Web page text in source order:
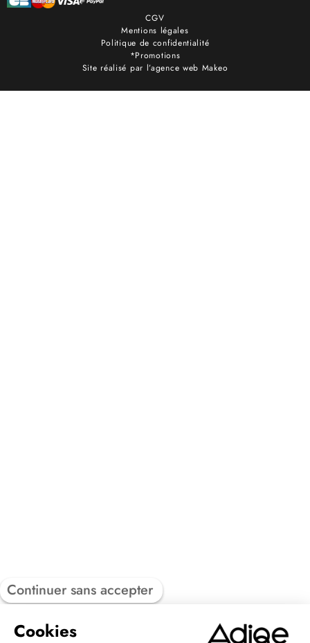
CGV
Mentions légales
Politique de confidentialité
*Promotions
Site réalisé par l’agence web Makeo
Continuer sans accepter
Cookies